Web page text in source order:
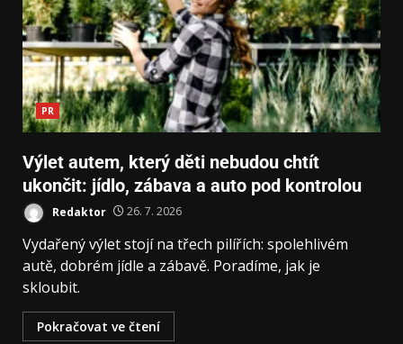
PR
Výlet autem, který děti nebudou chtít
ukončit: jídlo, zábava a auto pod kontrolou
Redaktor 26. 7. 2026
Vydařený výlet stojí na třech pilířích: spolehlivém
autě, dobrém jídle a zábavě. Poradíme, jak je
skloubit.
Pokračovat ve čtení